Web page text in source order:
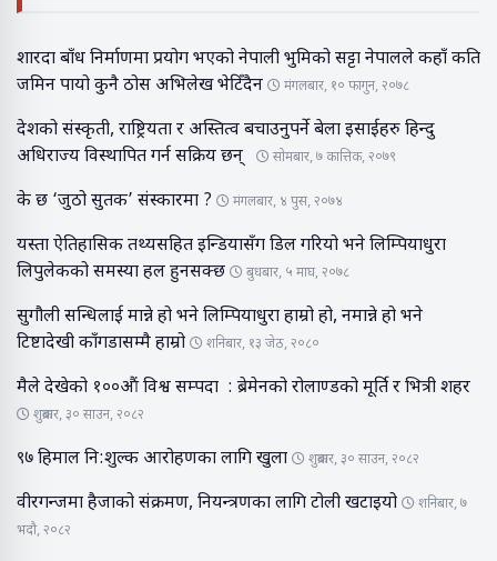
शारदा बाँध निर्माणमा प्रयोग भएको नेपाली भुमिको सट्टा नेपालले कहाँ कति
जमिन पायो कुनै ठोस अभिलेख भेटिँदैन
मंगलबार, १० फागुन, २०७८
देशको संस्कृती, राष्ट्रियता र अस्तित्व बचाउनुपर्ने बेला इसाईहरु हिन्दु
अधिराज्य विस्थापित गर्न सक्रिय छन्
सोमबार, ७ कात्तिक, २०७९
के छ ‘जुठो सुतक’ संस्कारमा ? मंगलबार, ४ पुस, २०७४
यस्ता ऐतिहासिक तथ्यसहित इन्डियासँग डिल गरियो भने लिम्पियाधुरा
लिपुलेकको समस्या हल हुनसक्छ
बुधबार, ५ माघ, २०७८
सुगौली सन्धिलाई मान्ने हो भने लिम्पियाधुरा हाम्रो हो, नमान्ने हो भने
टिष्टादेखी काँगडासम्मै हाम्रो
शनिबार, १३ जेठ, २०८०
मैले देखेको १००औं विश्व सम्पदा : ब्रेमेनको रोलाण्डको मूर्ति र भित्री शहर
शुक्रबार, ३० साउन, २०८२
९७ हिमाल नि:शुल्क आरोहणका लागि खुला शुक्रबार, ३० साउन, २०८२
वीरगन्जमा हैजाको संक्रमण, नियन्त्रणका लागि टोली खटाइयो
शनिबार, ७
भदौ, २०८२